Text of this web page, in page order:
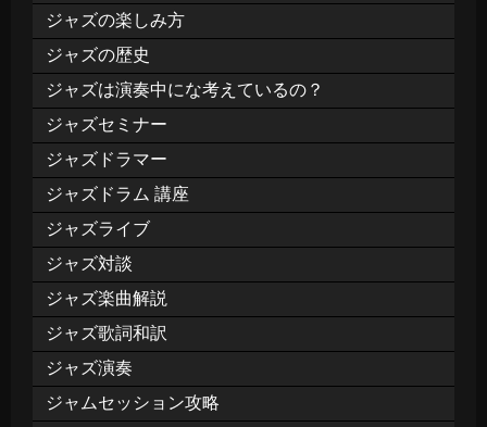
ジャズの楽しみ方
ジャズの歴史
ジャズは演奏中にな考えているの？
ジャズセミナー
ジャズドラマー
ジャズドラム 講座
ジャズライブ
ジャズ対談
ジャズ楽曲解説
ジャズ歌詞和訳
ジャズ演奏
ジャムセッション攻略